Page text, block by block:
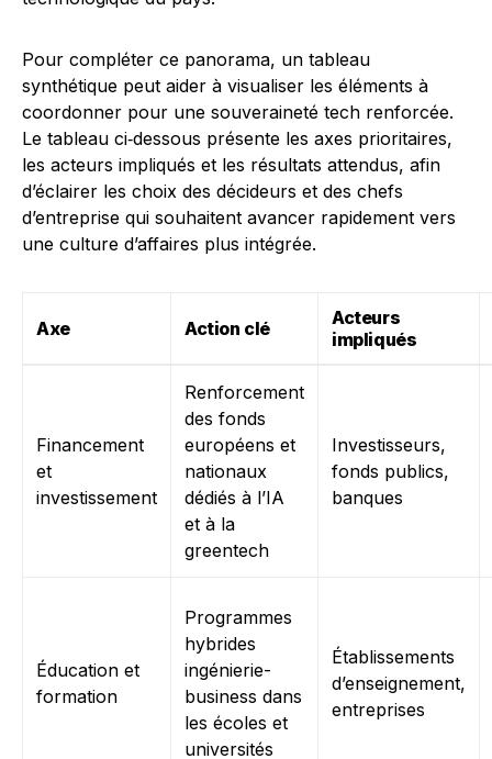
Pour compléter ce panorama, un tableau
synthétique peut aider à visualiser les éléments à
coordonner pour une souveraineté tech renforcée.
Le tableau ci‑dessous présente les axes prioritaires,
les acteurs impliqués et les résultats attendus, afin
d’éclairer les choix des décideurs et des chefs
d’entreprise qui souhaitent avancer rapidement vers
une culture d’affaires plus intégrée.
Axе Action clé
Acteurs
impliqués
Financement
et
investissement
Renforcement
des fonds
européens et
nationaux
dédiés à l’IA
et à la
greentech
Investisseurs,
fonds publics,
banques
Éducation et
formation
Programmes
hybrides
ingénierie-
business dans
les écoles et
universités
Établissements
d’enseignement,
entreprises